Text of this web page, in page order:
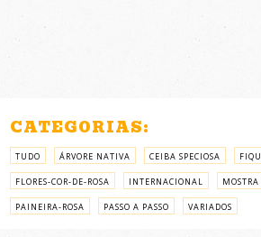
CATEGORIAS:
TUDO ÁRVORE NATIVA CEIBA SPECIOSA
FLORES-COR-DE-ROSA INTERNACIONAL
PAINEIRA-ROSA PASSO A PASSO VARIADOS